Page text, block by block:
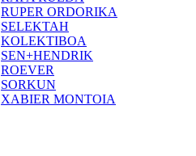
RUPER ORDORIKA
SELEKTAH
KOLEKTIBOA
SEN+HENDRIK
ROEVER
SORKUN
XABIER MONTOIA